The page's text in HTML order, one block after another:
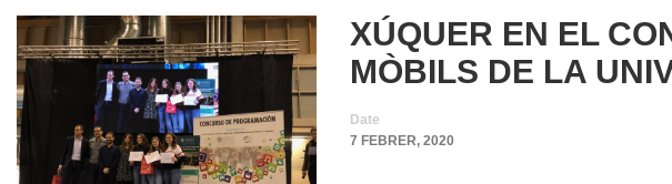
XÚQUER EN EL
MÒBILS DE LA
Date
7 FEBRER, 2020